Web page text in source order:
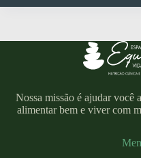
Nossa missão é ajudar você
alimentar bem e viver com